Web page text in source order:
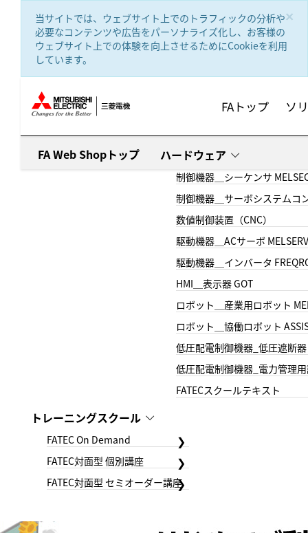
×
当サイトでは、ウェブサイト上でのトラフィックの分析や
必要なコンテンツや広告をパーソナライズ化し、お客様の
ウェブサイト上での体験を向上させるためにCookieを利用
しています。
FAトップ ソ
FA Web Shopトップ ハードウェア
制御機器＿シーケンサ
制御機器＿サーボシステムコ
数値制御装置（CNC）
駆動機器＿ACサーボ
駆動機器＿インバータ
HMI＿表示器 GOT
ロボット＿産業用ロボット
ロボット＿協働ロボット
低圧配電制御機器_低圧遮断器
低圧配電制御機器_電力管理
FATECスクールテキスト
トレーニングスクール
FATEC On Demand
FATEC対面型 個別講座
FATEC対面型 セミオーダー講座